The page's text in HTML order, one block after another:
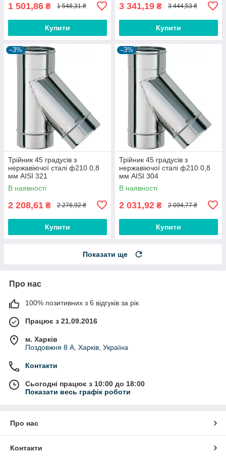
1 501,86 ₴ 1 548,31 ₴
Купити
3 341,19 ₴ 3 444,53 ₴
Купити
–3%
Трійник 45 градусів з
нержавіючої сталі ф210 0,8
мм AISI 321
В наявності
2 208,61 ₴ 2 276,92 ₴
Купити
–3%
Трійник 45 градусів з
нержавіючої сталі ф210 0,8
мм AISI 304
В наявності
2 031,92 ₴ 2 094,77 ₴
Купити
Показати ще
Про нас
100% позитивних з 6 відгуків за рік
Працює з 21.09.2016
м. Харків
Поздовжня 8 А, Харків, Україна
Контакти
Сьогодні працює з 10:00 до 18:00
Показати весь графік роботи
Про нас
Контакти